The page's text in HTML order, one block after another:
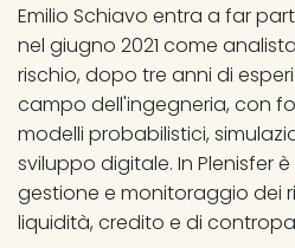
Emilio Schiavo entra a far
nel giugno 2021 come
rischio, dopo tre anni di
campo dell'ingegneria, con
modelli probabilistici,
sviluppo digitale. In Plenisfer
gestione e monitoraggio dei
liquidità, credito e di